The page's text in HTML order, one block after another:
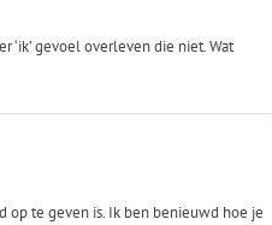
‘ik’ gevoel overleven die niet. Wat
op te geven is. Ik ben benieuwd hoe je